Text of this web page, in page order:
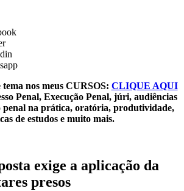
tema nos meus CURSOS: CLIQUE AQUI
Penal, Execução Penal, júri, audiências
penal na prática, oratória, produtividade,
de estudos e muito mais.
exige a aplicação da
presos